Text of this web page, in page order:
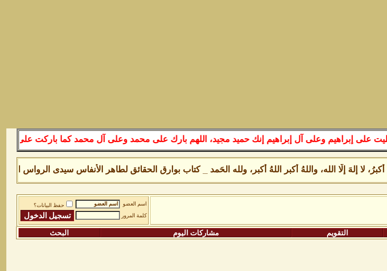
إبراهيم وعلى آل إبراهيم إنك حميد مجيد، اللهم بارك على محمد وعلى آل محمد كما باركت على
أكبرُ، لا إلهَ إلَّا الله، واللهُ أكبر اللهُ أكبر، ولله الحَمد _ كتاب بوارق الحقائق لطاهر الأنفاس سيدى الرواس اضغط
اسم العضو
حفظ البيانات؟
كلمة المرور
التقويم مشاركات اليوم البحث